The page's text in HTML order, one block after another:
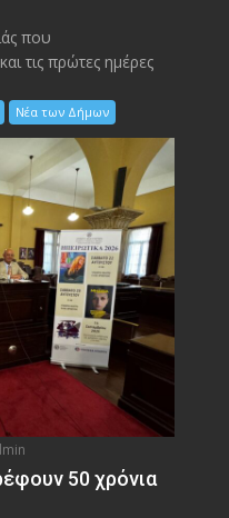
που
τις πρώτες ημέρες
Νέα των Δήμων
50 χρόνια